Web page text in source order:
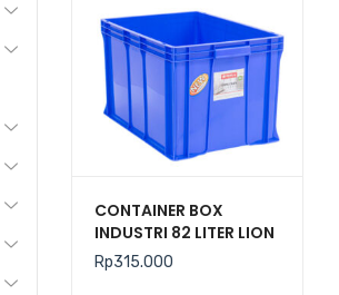
CONTAINER BOX
INDUSTRI 82 LITER LION
STAR IC-33 FORTE
CRATE 203 UKURAN
Rp315.000